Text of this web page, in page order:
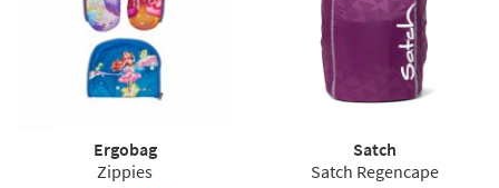
Ergobag
Zippies
Satch
Satch Regencape